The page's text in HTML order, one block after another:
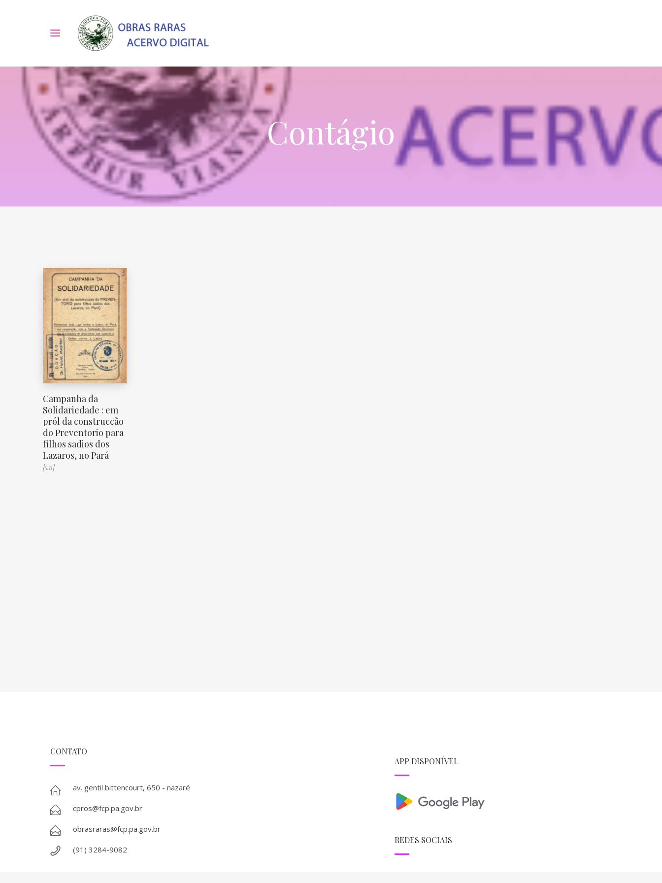
Contágio
Campanha da
Solidariedade : em
pról da construcção
do Preventorio para
filhos sadios dos
Lazaros, no Pará
[s.n]
CONTATO
av. gentil bittencourt, 650 - nazaré
cpros@fcp.pa.gov.br
obrasraras@fcp.pa.gov.br
(91) 3284-9082
APP DISPONÍVEL
REDES SOCIAIS